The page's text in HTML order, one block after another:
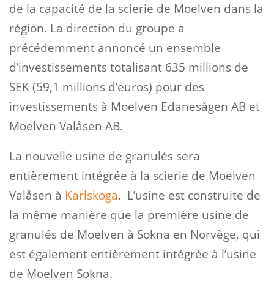
de la capacité de la scierie de Moelven dans la
région. La direction du groupe a
précédemment annoncé un ensemble
d’investissements totalisant 635 millions de
SEK (59,1 millions d’euros) pour des
investissements à Moelven Edanesågen AB et
Moelven Valåsen AB.
La nouvelle usine de granulés sera
entièrement intégrée à la scierie de Moelven
Valåsen à Karlskoga. L’usine est construite de
la même manière que la première usine de
granulés de Moelven à Sokna en Norvège, qui
est également entièrement intégrée à l’usine
de Moelven Sokna.